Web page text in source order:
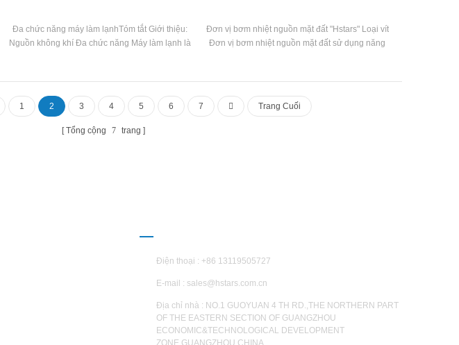
Đa chức năng máy làm lạnhTóm tắt Giới thiệu:
Nguồn không khí Đa chức năng Máy làm lạnh là
nóng trong nước Sản xuất. Nó có thể được tự
động chuyển đổi theo nhiệt độ môi trường và
nhu cầu nước nóng, đó là năng lượng hiệu quả.
Thương hiệu: Hstars Nước nóng Inlet và Outlet
Đơn vị bơm nhiệt nguồn mặt đất "Hstars" Loại vít
Đơn vị bơm nhiệt nguồn mặt đất sử dụng năng
đông và làm mát mùa hè thông qua điều hòa
nhiệt độ nguồn đất cao cấp hệ thống. Hệ thống
làKhoảng 50% tiết kiệm năng lượng so với sưởi
1 2 3 4 5 6 7 Trang Cuối
Tổng cộng 7 trang
Điện thoại : +86 13119505727
E-mail : sales@hstars.com.cn
Địa chỉ nhà : NO.1 GUOYUAN 4 TH RD.,THE NORTHERN PART
OF THE EASTERN SECTION OF GUANGZHOU
ECONOMIC&TECHNOLOGICAL DEVELOPMENT
ZONE,GUANGZHOU,CHINA